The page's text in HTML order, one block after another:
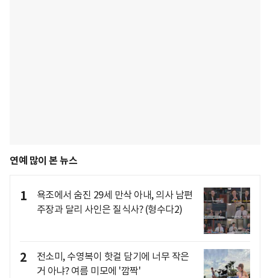
연예 많이 본 뉴스
1
욕조에서 숨진 29세 만삭 아내, 의사 남편
주장과 달리 사인은 질식사? (형수다2)
2
전소미, 수영복이 핫걸 담기에 너무 작은
거 아냐? 여름 미모에 '깜짝'